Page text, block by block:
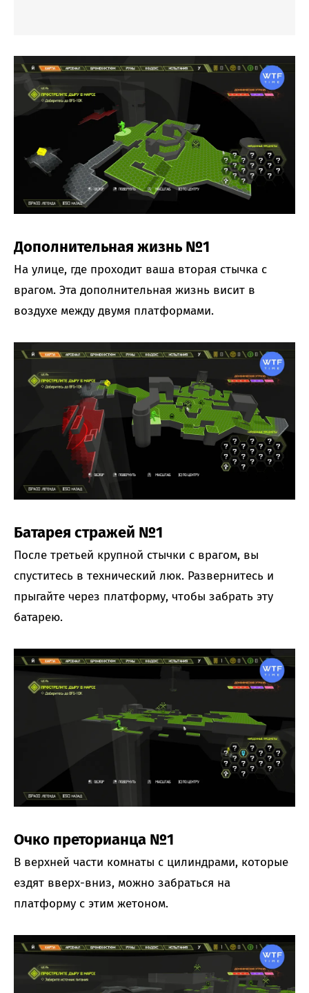
Дополнительная жизнь №1
На улице, где проходит ваша вторая стычка с
врагом. Эта дополнительная жизнь висит в
воздухе между двумя платформами.
Батарея стражей №1
После третьей крупной стычки с врагом, вы
спуститесь в технический люк. Развернитесь и
прыгайте через платформу, чтобы забрать эту
батарею.
Очко преторианца №1
В верхней части комнаты с цилиндрами, которые
ездят вверх-вниз, можно забраться на
платформу с этим жетоном.